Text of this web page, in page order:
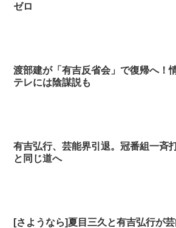
ゼロ
渡部建が「有吉反省会」で復帰へ！
テレには陰謀説も
有吉弘行、芸能界引退。冠番組一斉
と同じ道へ
[さようなら]夏目三久と有吉弘行が